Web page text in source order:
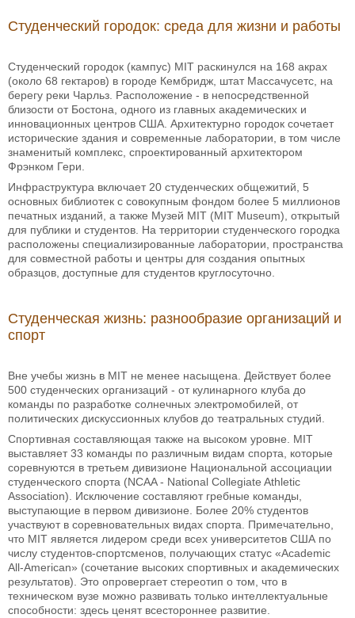
Студенческий городок: среда для жизни и работы
Студенческий городок (кампус) MIT раскинулся на 168 акрах
(около 68 гектаров) в городе Кембридж, штат Массачусетс, на
берегу реки Чарльз. Расположение - в непосредственной
близости от Бостона, одного из главных академических и
инновационных центров США. Архитектурно городок сочетает
исторические здания и современные лаборатории, в том числе
знаменитый комплекс, спроектированный архитектором
Фрэнком Гери.
Инфраструктура включает 20 студенческих общежитий, 5
основных библиотек с совокупным фондом более 5 миллионов
печатных изданий, а также Музей MIT (MIT Museum), открытый
для публики и студентов. На территории студенческого городка
расположены специализированные лаборатории, пространства
для совместной работы и центры для создания опытных
образцов, доступные для студентов круглосуточно.
Студенческая жизнь: разнообразие организаций и
спорт
Вне учебы жизнь в MIT не менее насыщена. Действует более
500 студенческих организаций - от кулинарного клуба до
команды по разработке солнечных электромобилей, от
политических дискуссионных клубов до театральных студий.
Спортивная составляющая также на высоком уровне. MIT
выставляет 33 команды по различным видам спорта, которые
соревнуются в третьем дивизионе Национальной ассоциации
студенческого спорта (NCAA - National Collegiate Athletic
Association). Исключение составляют гребные команды,
выступающие в первом дивизионе. Более 20% студентов
участвуют в соревновательных видах спорта. Примечательно,
что MIT является лидером среди всех университетов США по
числу студентов-спортсменов, получающих статус «Academic
All-American» (сочетание высоких спортивных и академических
результатов). Это опровергает стереотип о том, что в
техническом вузе можно развивать только интеллектуальные
способности: здесь ценят всестороннее развитие.